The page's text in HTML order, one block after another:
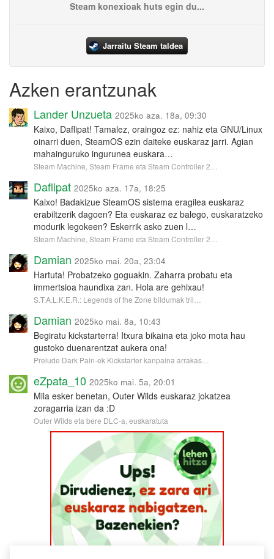
Steam konexioak huts egin du...
Jarraitu Steam taldea
Azken erantzunak
Lander Unzueta 2025ko aza. 18a, 09:30
Kaixo, Daflipat! Tamalez, oraingoz ez: nahiz eta GNU/Linux
oinarri duen, SteamOS ezin daiteke euskaraz jarri. Agian
mahainguruko ingurunea euskara…
Steam Machine, Steam Frame eta Steam Controller 2…
Daflipat 2025ko aza. 17a, 18:25
Kaixo! Badakizue SteamOS sistema eragilea euskaraz
erabiltzerik dagoen? Eta euskaraz ez balego, euskaratzeko
modurik legokeen? Eskerrik asko zuen l…
Steam Machine, Steam Frame eta Steam Controller 2…
Damian 2025ko mai. 20a, 23:04
Hartuta! Probatzeko goguakin. Zaharra probatu eta
immertsioa haundixa zan. Hola are gehixau!
S.T.A.L.K.E.R.: Legends of the Zone bildumak tril…
Damian 2025ko mai. 8a, 10:43
Begiratu kickstarterra! Itxura bikaina eta joko mota hau
gustoko duenarentzat aukera ona!
Prelude Dark Pain-ek Kickstarter kanpaina arrakas…
eZpata_10 2025ko mai. 5a, 20:01
Mila esker benetan, Outer Wilds euskaraz jokatzea
zoragarria izan da :D
Outer Wilds eta bere DLC-a, euskaratuta